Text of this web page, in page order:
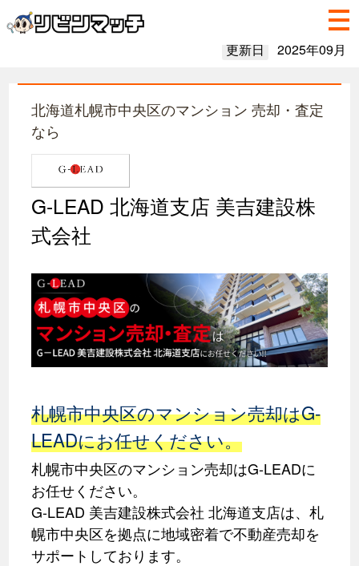
更新日 2025年09月
北海道札幌市中央区のマンション 売却・査定
なら
G-LEAD 北海道支店 美吉建設株
式会社
札幌市中央区のマンション売却はG-
LEADにお任せください。
札幌市中央区のマンション売却はG-LEADに
お任せください。
G-LEAD 美吉建設株式会社 北海道支店は、札
幌市中央区を拠点に地域密着で不動産売却を
サポートしております。